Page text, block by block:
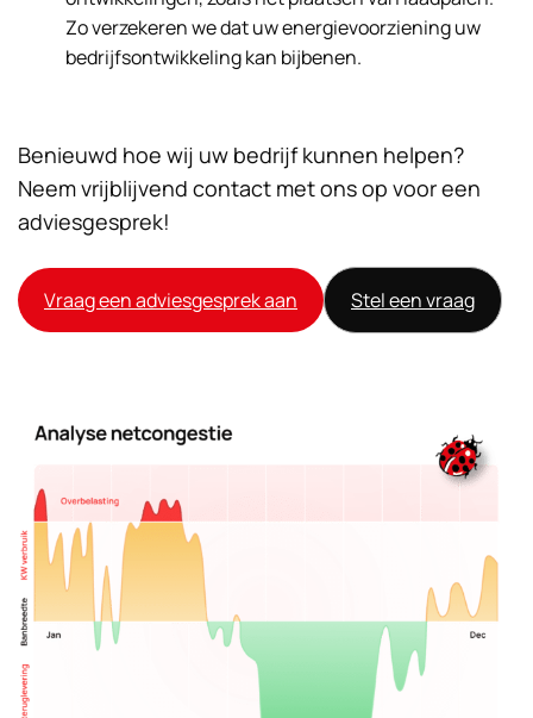
Zo verzekeren we dat uw energievoorziening uw
bedrijfsontwikkeling kan bijbenen.
Benieuwd hoe wij uw bedrijf kunnen helpen?
Neem vrijblijvend contact met ons op voor een
adviesgesprek!
Vraag een adviesgesprek aan Stel een vraag